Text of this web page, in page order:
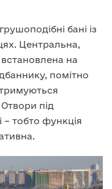
бані із
Центральна,
на
помітно
під
– тобто функція